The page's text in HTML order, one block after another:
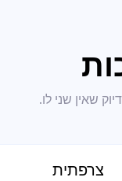
שאין שני לו.
צרפתית